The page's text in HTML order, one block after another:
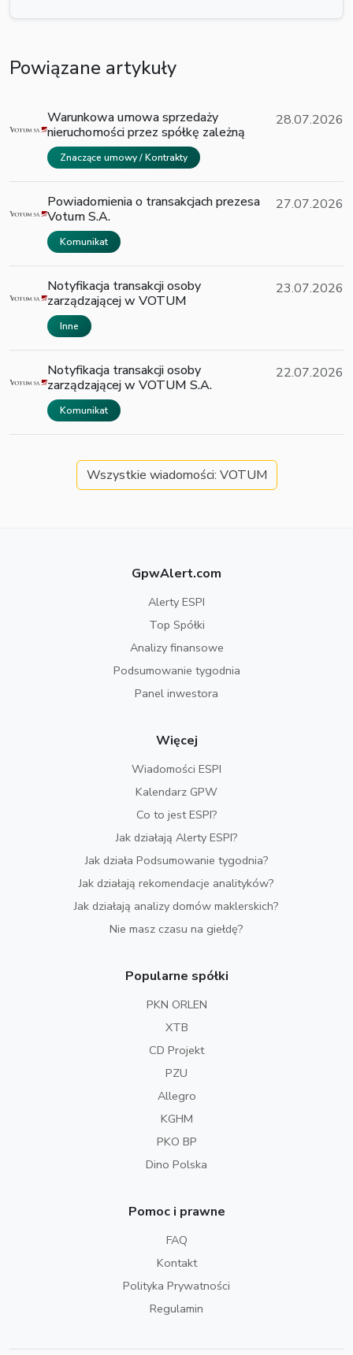
Powiązane artykuły
Warunkowa umowa sprzedaży
nieruchomości przez spółkę zależną
Znaczące umowy / Kontrakty
28.07.2026
Powiadomienia o transakcjach prezesa
Votum S.A.
Komunikat
27.07.2026
Notyfikacja transakcji osoby
zarządzającej w VOTUM
Inne
23.07.2026
Notyfikacja transakcji osoby
zarządzającej w VOTUM S.A.
Komunikat
22.07.2026
Wszystkie wiadomości: VOTUM
GpwAlert.com
Alerty ESPI
Top Spółki
Analizy finansowe
Podsumowanie tygodnia
Panel inwestora
Więcej
Wiadomości ESPI
Kalendarz GPW
Co to jest ESPI?
Jak działają Alerty ESPI?
Jak działa Podsumowanie tygodnia?
Jak działają rekomendacje analityków?
Jak działają analizy domów maklerskich?
Nie masz czasu na giełdę?
Popularne spółki
PKN ORLEN
XTB
CD Projekt
PZU
Allegro
KGHM
PKO BP
Dino Polska
Pomoc i prawne
FAQ
Kontakt
Polityka Prywatności
Regulamin